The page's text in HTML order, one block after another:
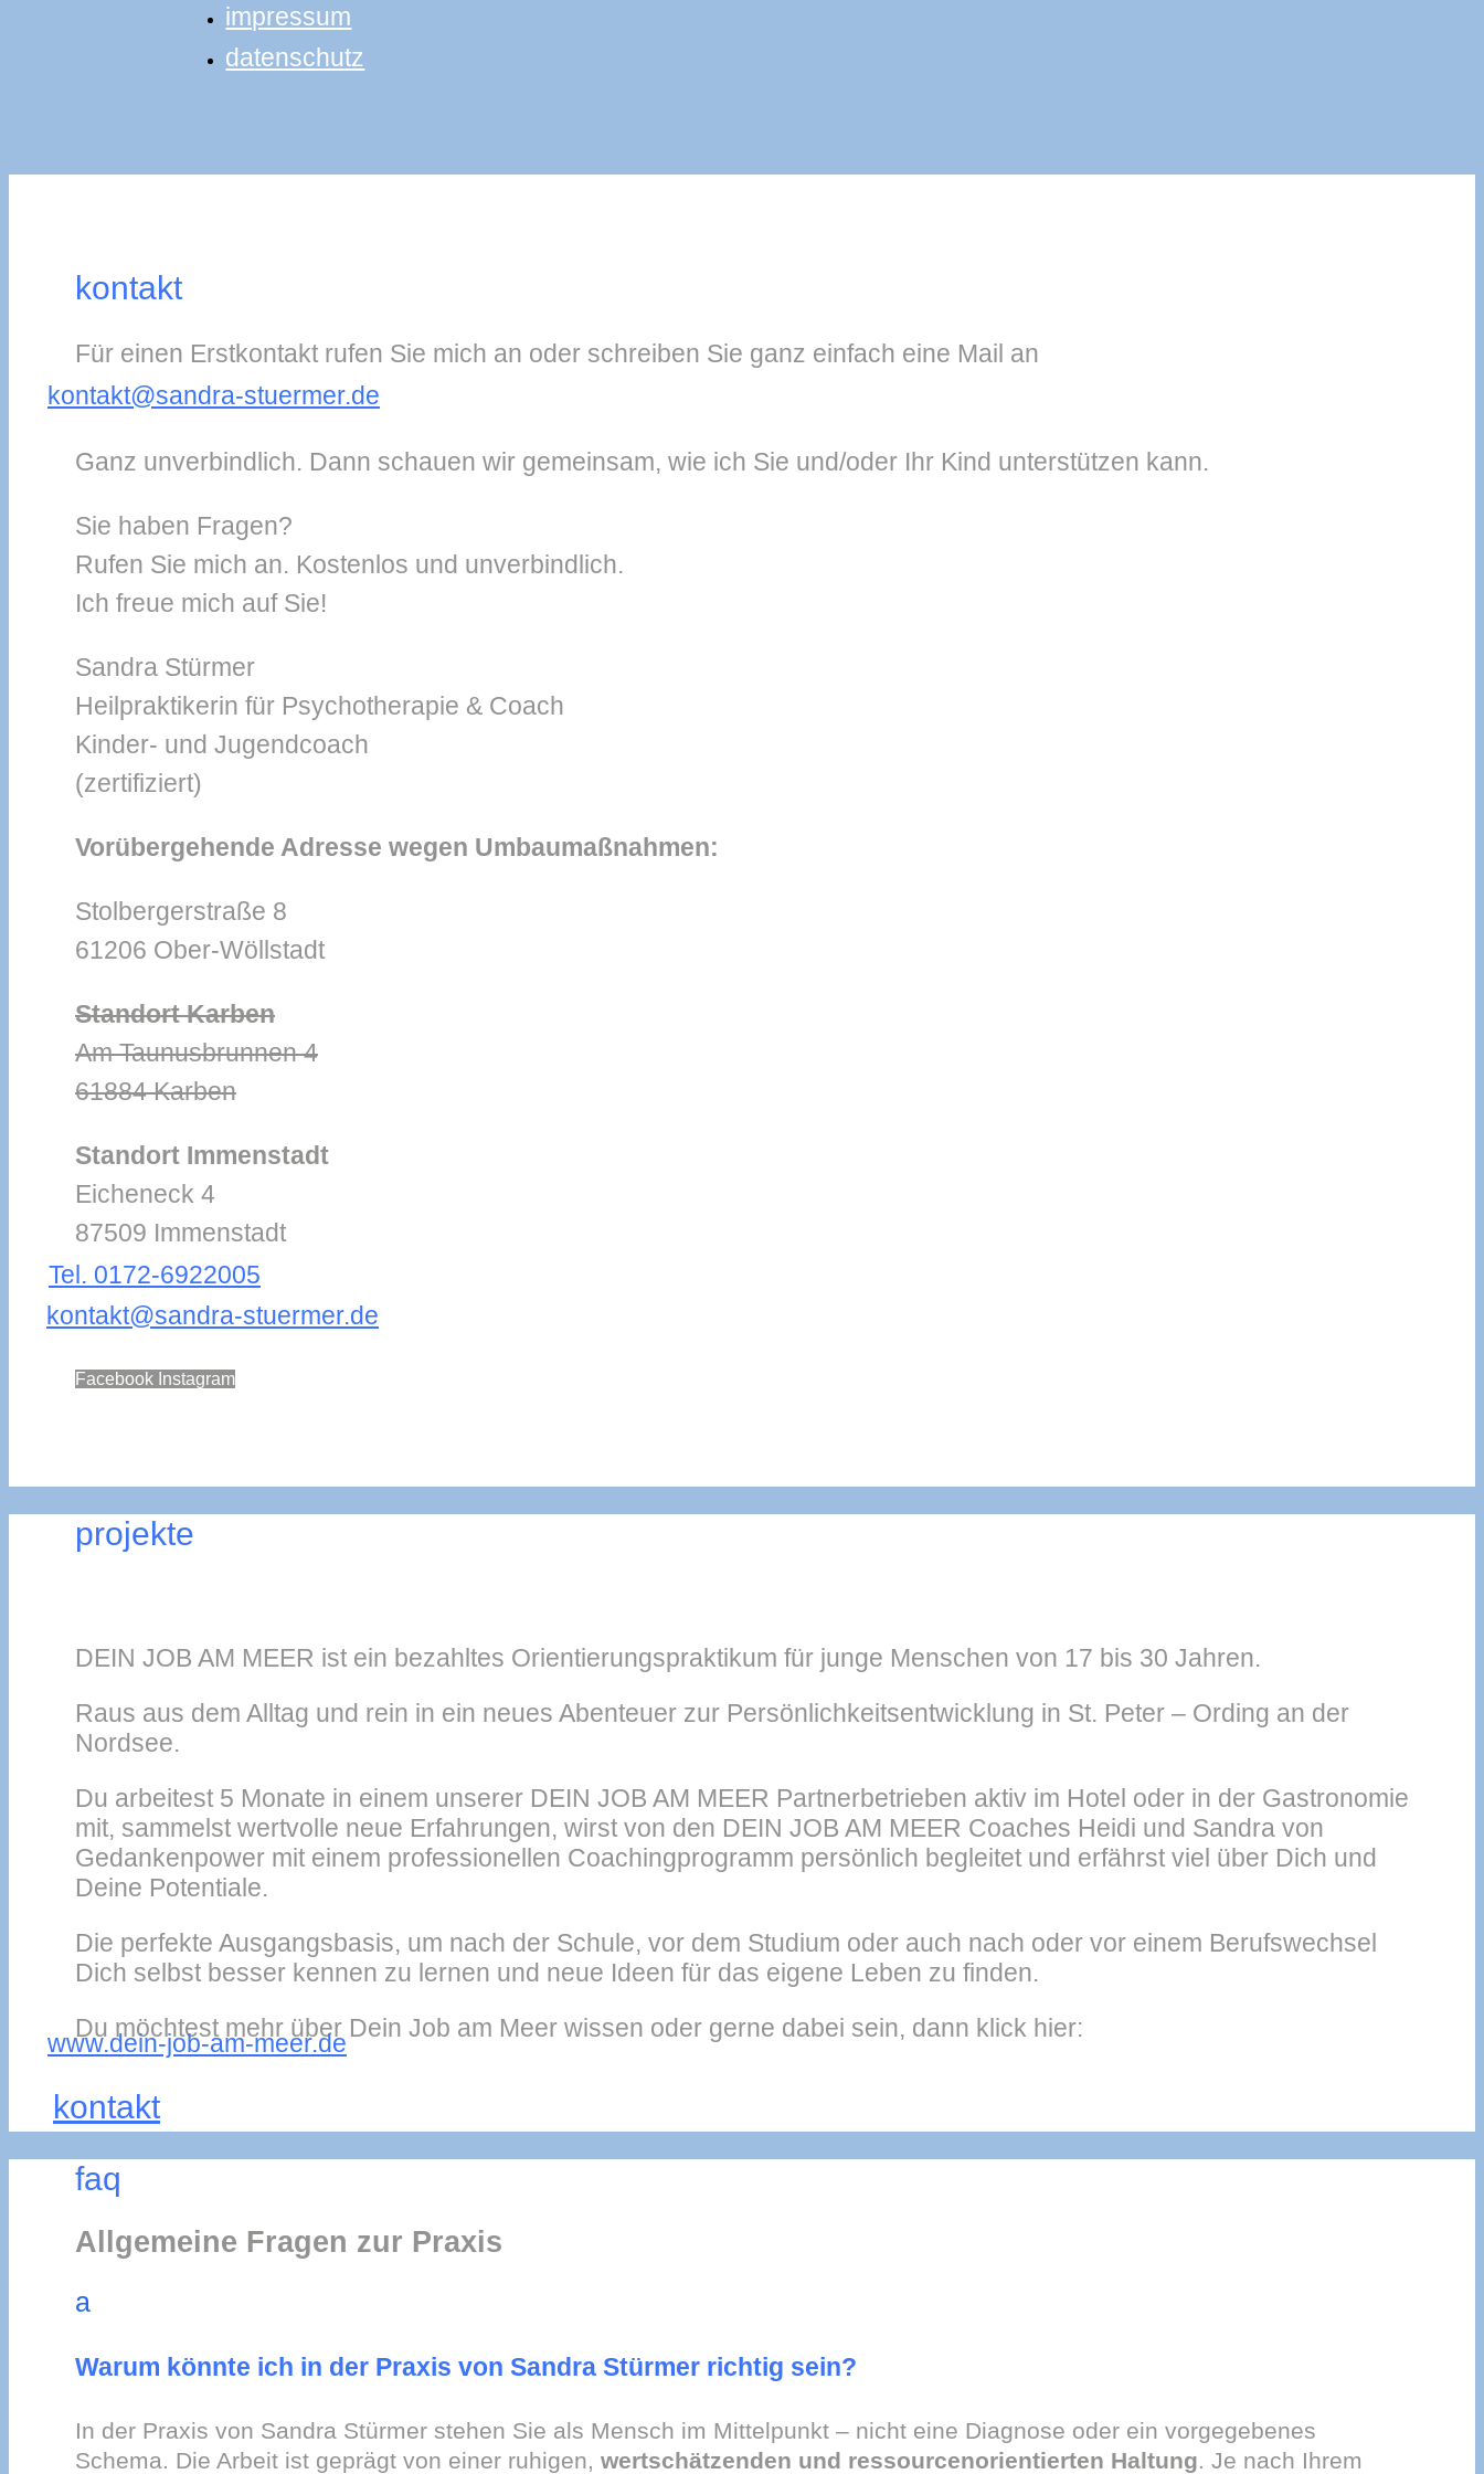
impressum
datenschutz
kontakt
Für einen Erstkontakt rufen Sie mich an oder schreiben Sie ganz einfach eine Mail an
kontakt@sandra-stuermer.de
Ganz unverbindlich. Dann schauen wir gemeinsam, wie ich Sie und/oder Ihr Kind unterstützen kann.
Sie haben Fragen?
Rufen Sie mich an. Kostenlos und unverbindlich.
Ich freue mich auf Sie!
Sandra Stürmer
Heilpraktikerin für Psychotherapie & Coach
Kinder- und Jugendcoach
(zertifiziert)
Vorübergehende Adresse wegen Umbaumaßnahmen:
Stolbergerstraße 8
61206 Ober-Wöllstadt
Standort Karben
Am Taunusbrunnen 4
61884 Karben
Standort Immenstadt
Eicheneck 4
87509 Immenstadt
Tel. 0172-6922005
kontakt@sandra-stuermer.de
Facebook Instagram
projekte
DEIN JOB AM MEER ist ein bezahltes Orientierungspraktikum für junge Menschen von 17 bis 30 Jahren.
Raus aus dem Alltag und rein in ein neues Abenteuer zur Persönlichkeitsentwicklung in St. Peter – Ording an der
Nordsee.
Du arbeitest 5 Monate in einem unserer DEIN JOB AM MEER Partnerbetrieben aktiv im Hotel oder in der Gastronomie
mit, sammelst wertvolle neue Erfahrungen, wirst von den DEIN JOB AM MEER Coaches Heidi und Sandra von
Gedankenpower mit einem professionellen Coachingprogramm persönlich begleitet und erfährst viel über Dich und
Deine Potentiale.
Die perfekte Ausgangsbasis, um nach der Schule, vor dem Studium oder auch nach oder vor einem Berufswechsel
Dich selbst besser kennen zu lernen und neue Ideen für das eigene Leben zu finden.
Du möchtest mehr über Dein Job am Meer wissen oder gerne dabei sein, dann klick hier:
www.dein-job-am-meer.de
kontakt
faq
Allgemeine Fragen zur Praxis
a
Warum könnte ich in der Praxis von Sandra Stürmer richtig sein?
In der Praxis von Sandra Stürmer stehen Sie als Mensch im Mittelpunkt – nicht eine Diagnose oder ein vorgegebenes
Schema. Die Arbeit ist geprägt von einer ruhigen, wertschätzenden und ressourcenorientierten Haltung. Je nach Ihrem